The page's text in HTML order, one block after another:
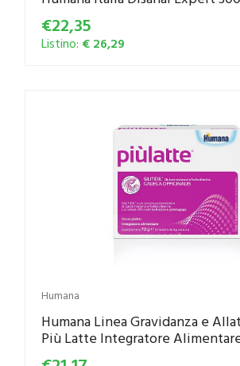
€22,35
Listino: € 26,29
Humana
Humana Linea Gravidanza e
Più Latte Integratore